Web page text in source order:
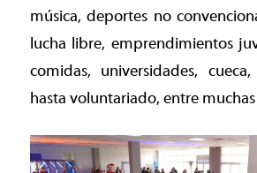
música, deportes no
lucha libre, emprendimientos
comidas, universidades,
hasta voluntariado, entre muchas